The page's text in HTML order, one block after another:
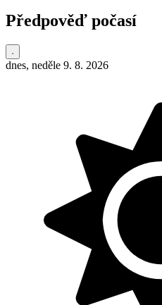
Předpověď počasí
dnes, neděle 9. 8. 2026